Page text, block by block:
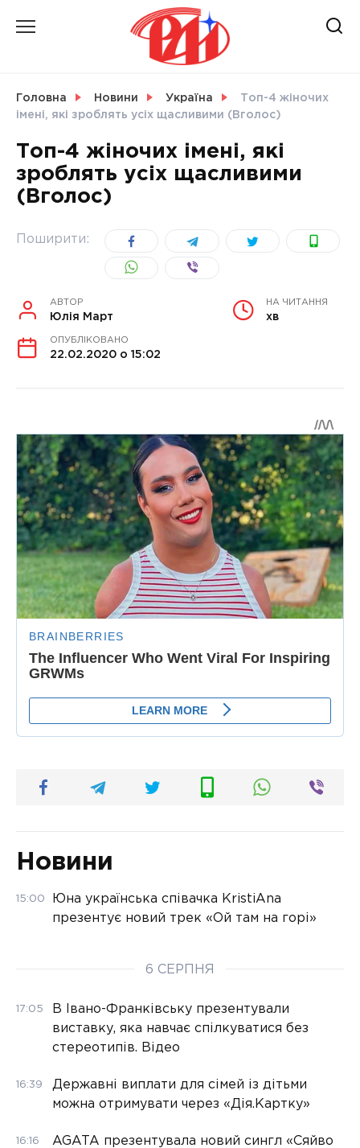
Головна Новини Україна
Топ-4 жіночих
імені, які зроблять усіх щасливими (Вголос)
Топ-4 жіночих імені, які
зроблять усіх щасливими
(Вголос)
Поширити:
АВТОР
Юлія Март
НА ЧИТАННЯ
хв
ОПУБЛІКОВАНО
22.02.2020 о 15:02
Новини
15:00
Юна українська співачка KristiAna
презентує новий трек «Ой там на горі»
6 СЕРПНЯ
17:05
В Івано-Франківську презентували
виставку, яка навчає спілкуватися без
стереотипів. Відео
16:39
Державні виплати для сімей із дітьми
можна отримувати через «Дія.Картку»
16:16
AGATA презентувала новий сингл «Сяйво